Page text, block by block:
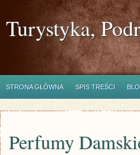
Turystyka,
STRONA GŁÓWNA SPIS TREŚCI
Perfumy